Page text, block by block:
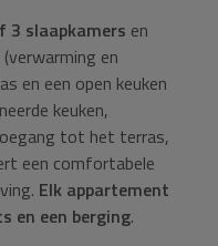
3 slaapkamers en
en
en een open keuken
keuken,
tot het terras,
een comfortabele
Elk appartement
en een berging.